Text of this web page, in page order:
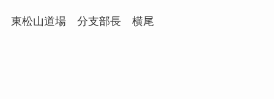
東松山道場 分支部長 横尾